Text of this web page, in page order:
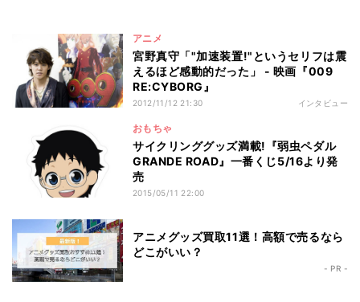
アニメ
宮野真守「"加速装置!"というセリフは震
えるほど感動的だった」 - 映画『009
RE:CYBORG』
2012/11/12 21:30 インタビュー
おもちゃ
サイクリンググッズ満載!『弱虫ペダル
GRANDE ROAD』一番くじ5/16より発
売
2015/05/11 22:00
アニメグッズ買取11選！高額で売るなら
どこがいい？
- PR -